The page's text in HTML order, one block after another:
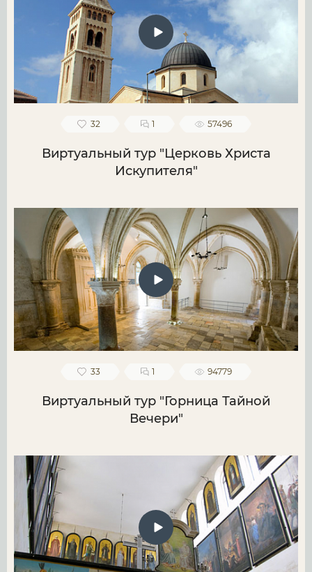
32 1 57496
Виртуальный тур "Церковь Христа
Искупителя"
33 1 94779
Виртуальный тур "Горница Тайной
Вечери"